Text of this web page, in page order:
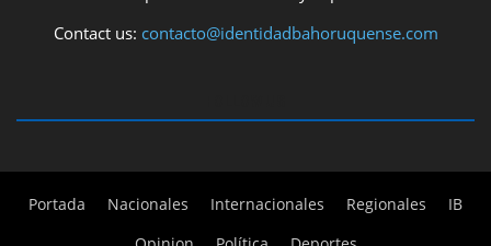
Contact us: contacto@identidadbahoruquense.com
Portada Nacionales Internacionales Regionales
IB